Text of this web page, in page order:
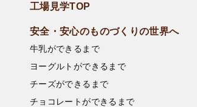
工場見学TOP
安全・安心のものづくりの世界へ
牛乳ができるまで
ヨーグルトができるまで
チーズができるまで
チョコレートができるまで